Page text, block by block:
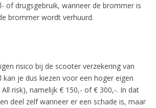
of drugsgebruik, wanneer de brommer is
brommer wordt verhuurd.
risico bij de scooter verzekering van
kan je dus kiezen voor een hoger eigen
risk), namelijk € 150,- of € 300,-. In dat
deel zelf wanneer er een schade is, maar